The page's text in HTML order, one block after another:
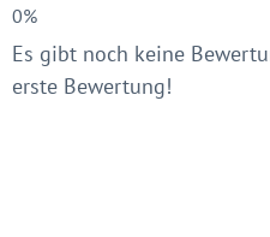
Es gibt noch keine
erste Bewertung!